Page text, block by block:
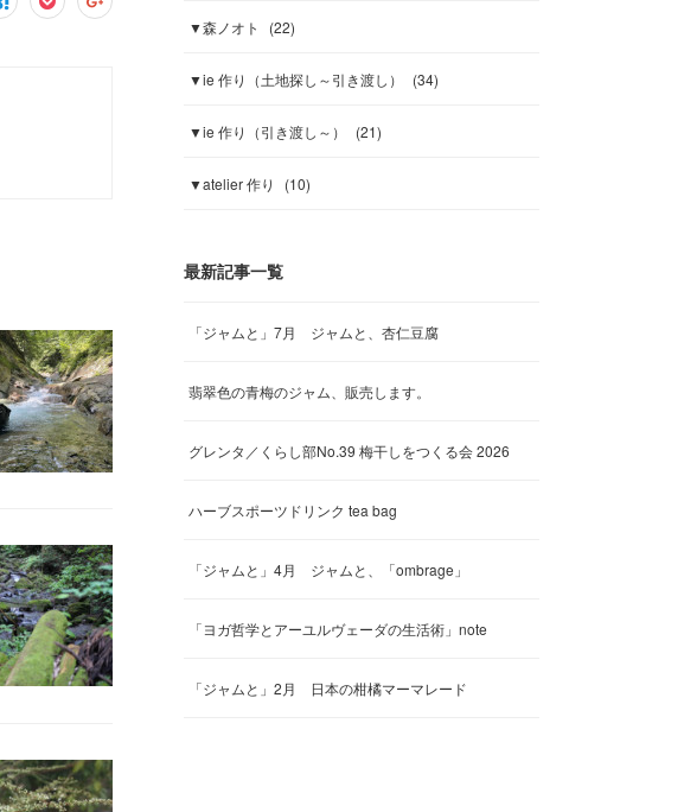
▼森ノオト (22)
▼ie 作り（土地探し～引き渡し） (34)
▼ie 作り（引き渡し～） (21)
▼atelier 作り (10)
最新記事一覧
「ジャムと」7月 ジャムと、杏仁豆腐
翡翠色の青梅のジャム、販売します。
グレンタ／くらし部No.39 梅干しをつくる会 2026
ハーブスポーツドリンク tea bag
「ジャムと」4月 ジャムと、「ombrage」
「ヨガ哲学とアーユルヴェーダの生活術」note
「ジャムと」2月 日本の柑橘マーマレード